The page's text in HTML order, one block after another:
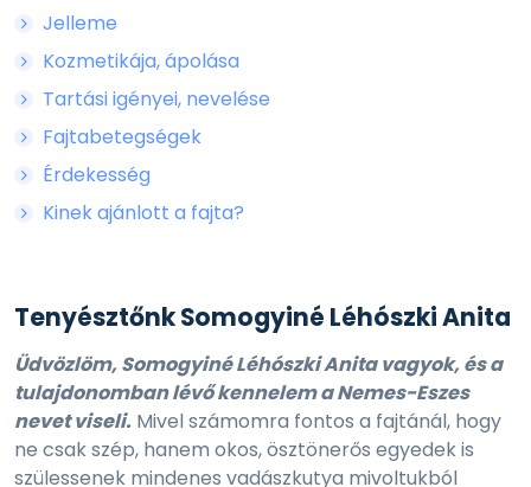
Jelleme
Kozmetikája, ápolása
Tartási igényei, nevelése
Fajtabetegségek
Érdekesség
Kinek ajánlott a fajta?
Tenyésztőnk Somogyiné Léhószki Anita
Üdvözlöm, Somogyiné Léhószki Anita vagyok, és a
tulajdonomban lévő kennelem a Nemes-Eszes
nevet viseli. Mivel számomra fontos a fajtánál, hogy
ne csak szép, hanem okos, ösztönerős egyedek is
szülessenek mindenes vadászkutya mivoltukból